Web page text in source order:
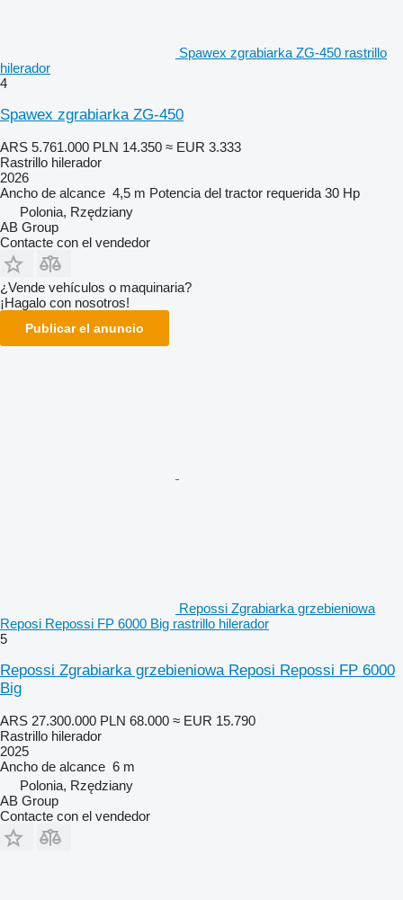
Spawex zgrabiarka ZG-450 rastrillo
hilerador
4
Spawex zgrabiarka ZG-450
ARS 5.761.000 PLN 14.350 ≈ EUR 3.333
Rastrillo hilerador
2026
Ancho de alcance 4,5 m Potencia del tractor requerida 30 Hp
Polonia, Rzędziany
AB Group
Contacte con el vendedor
¿Vende vehículos o maquinaria?
¡Hagalo con nosotros!
Publicar el anuncio
Repossi Zgrabiarka grzebieniowa
Reposi Repossi FP 6000 Big rastrillo hilerador
5
Repossi Zgrabiarka grzebieniowa Reposi Repossi FP 6000
Big
ARS 27.300.000 PLN 68.000 ≈ EUR 15.790
Rastrillo hilerador
2025
Ancho de alcance 6 m
Polonia, Rzędziany
AB Group
Contacte con el vendedor